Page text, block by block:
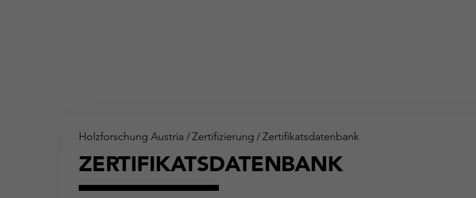
Holzforschung Austria /Zertifizierung /Zertifikatsdatenbank
ZERTIFIKATSDATENBANK